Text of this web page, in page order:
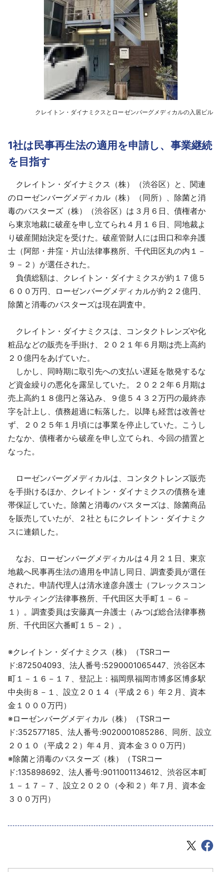
クレイトン・ダイナミクスとローゼンバーグメディカルの入居ビル
1社は民事再生法の適用を申請し、事業継続
を目指す
クレイトン・ダイナミクス（株）（渋谷区）と、関連
のローゼンバーグメディカル（株）（同所）、除菌と消
毒のバスターズ（株）（渋谷区）は３月６日、債権者か
ら東京地裁に破産を申し立てられ４月１６日、同地裁よ
り破産開始決定を受けた。破産管財人には田口和幸弁護
士（阿部・井窪・片山法律事務所、千代田区丸の内１－
９－２）が選任された。
負債総額は、クレイトン・ダイナミクスが約１７億５
６００万円、ローゼンバーグメディカルが約２２億円、
除菌と消毒のバスターズは現在調査中。
クレイトン・ダイナミクスは、コンタクトレンズや化
粧品などの販売を手掛け、２０２１年６月期は売上高約
２０億円をあげていた。
しかし、同時期に取引先への支払い遅延を散発するな
ど資金繰りの悪化を露呈していた。２０２２年６月期は
売上高約１８億円と落込み、９億５４３２万円の最終赤
字を計上し、債務超過に転落した。以降も経営は改善せ
ず、２０２５年１月頃には事業を停止していた。こうし
たなか、債権者から破産を申し立てられ、今回の措置と
なった。
ローゼンバーグメディカルは、コンタクトレンズ販売
を手掛けるほか、クレイトン・ダイナミクスの債務を連
帯保証していた。除菌と消毒のバスターズは、除菌商品
を販売していたが、２社ともにクレイトン・ダイナミク
スに連鎖した。
なお、ローゼンバーグメディカルは４月２１日、東京
地裁へ民事再生法の適用を申請し同日、調査委員が選任
された。申請代理人は清水達彦弁護士（フレックスコン
サルティング法律事務所、千代田区大手町１－６－
１）。調査委員は安藤真一弁護士（みつば総合法律事務
所、千代田区六番町１５－２）。
※クレイトン・ダイナミクス（株）（TSRコー
ド:872504093、法人番号:5290001065447、渋谷区本
町１－１６－１７、登記上：福岡県福岡市博多区博多駅
中央街８－１、設立２０１４（平成２６）年２月、資本
金１０００万円）
※ローゼンバーグメディカル（株）（TSRコー
ド:352577185、法人番号:9020001085286、同所、設立
２０１０（平成２２）年４月、資本金３００万円）
※除菌と消毒のバスターズ（株）（TSRコー
ド:135898692、法人番号:9011001134612、渋谷区本町
１－１７－７、設立２０２０（令和２）年７月、資本金
３００万円）